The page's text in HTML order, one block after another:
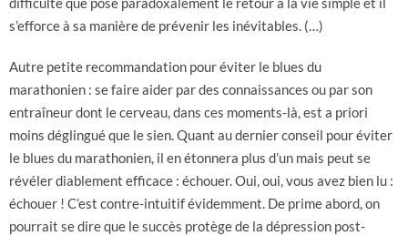
s’efforce à sa manière de prévenir les inévitables. (…)
Autre petite recommandation pour éviter le blues du
marathonien : se faire aider par des connaissances ou par son
entraîneur dont le cerveau, dans ces moments-là, est a priori
moins déglingué que le sien. Quant au dernier conseil pour éviter
le blues du marathonien, il en étonnera plus d’un mais peut se
révéler diablement efficace : échouer. Oui, oui, vous avez bien lu :
échouer ! C’est contre-intuitif évidemment. De prime abord, on
pourrait se dire que le succès protège de la dépression post-